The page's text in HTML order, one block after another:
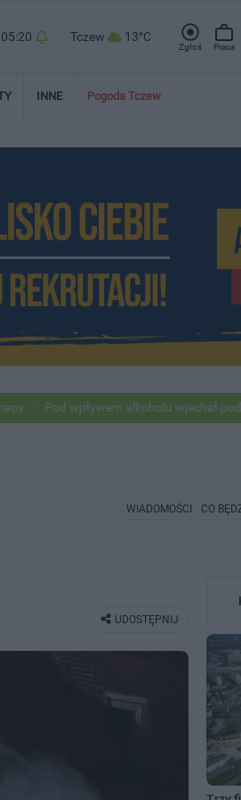
05:20 Tczew 13°C
Zgłoś Praca
INNE Pogoda Tczew
alkoholu wjechał pod pociąg
WIADOMOŚCI CO
UDOSTĘPNIJ